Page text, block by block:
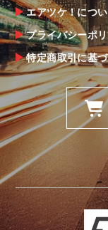
エアツケ！につ
プライバシーポ
特定商取引に基